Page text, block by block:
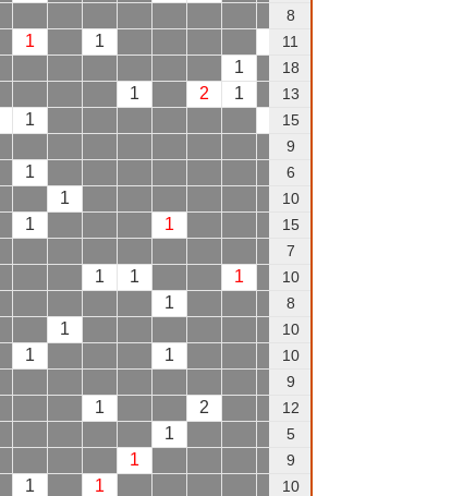
8
1 1 11
1 18
1 2 1 13
1 15
9
1 6
1 10
1 1 15
7
1 1 1 10
1 8
1 10
1 1 10
9
1 2 12
1 5
1 9
1 1 10